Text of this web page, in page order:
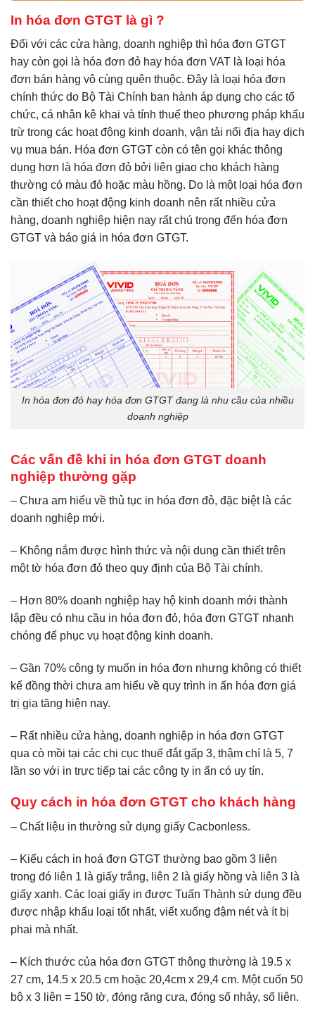
In hóa đơn GTGT là gì ?
Đối với các cửa hàng, doanh nghiệp thì hóa đơn GTGT
hay còn gọi là hóa đơn đỏ hay hóa đơn VAT là loại hóa
đơn bán hàng vô cùng quên thuộc. Đây là loại hóa đơn
chính thức do Bộ Tài Chính ban hành áp dụng cho các tổ
chức, cá nhân kê khai và tính thuế theo phương pháp khấu
trừ trong các hoạt động kinh doanh, vận tải nổi địa hay dịch
vụ mua bán. Hóa đơn GTGT còn có tên gọi khác thông
dụng hơn là hóa đơn đỏ bởi liên giao cho khách hàng
thường có màu đỏ hoặc màu hồng. Do là một loại hóa đơn
cần thiết cho hoạt động kinh doanh nên rất nhiều cửa
hàng, doanh nghiệp hiện nay rất chú trọng đến hóa đơn
GTGT và báo giá in hóa đơn GTGT.
In hóa đơn đỏ hay hóa đơn GTGT đang là nhu cầu của nhiều
doanh nghiệp
Các vấn đề khi in hóa đơn GTGT doanh
nghiệp thường gặp
– Chưa am hiểu về thủ tục in hóa đơn đỏ, đặc biệt là các
doanh nghiệp mới.
– Không nắm được hình thức và nội dung cần thiết trên
một tờ hóa đơn đỏ theo quy định của Bộ Tài chính.
– Hơn 80% doanh nghiệp hay hộ kinh doanh mới thành
lập đều có nhu cầu in hóa đơn đỏ, hóa đơn GTGT nhanh
chóng để phục vụ hoạt động kinh doanh.
– Gần 70% công ty muốn in hóa đơn nhưng không có thiết
kế đồng thời chưa am hiểu về quy trình in ấn hóa đơn giá
trị gia tăng hiện nay.
– Rất nhiều cửa hàng, doanh nghiệp in hóa đơn GTGT
qua cò mồi tại các chi cục thuế đắt gấp 3, thậm chí là 5, 7
lần so với in trực tiếp tại các công ty in ấn có uy tín.
Quy cách in hóa đơn GTGT cho khách hàng
– Chất liệu in thường sử dụng giấy Cacbonless.
– Kiểu cách in hoá đơn GTGT thường bao gồm 3 liên
trong đó liên 1 là giấy trắng, liên 2 là giấy hồng và liên 3 là
giấy xanh. Các loại giấy in được Tuấn Thành sử dụng đều
được nhập khẩu loại tốt nhất, viết xuống đậm nét và ít bị
phai mà nhất.
– Kích thước của hóa đơn GTGT thông thường là 19.5 x
27 cm, 14.5 x 20.5 cm hoặc 20,4cm x 29,4 cm. Một cuốn 50
bộ x 3 liên = 150 tờ, đóng răng cưa, đóng số nhảy, số liên.